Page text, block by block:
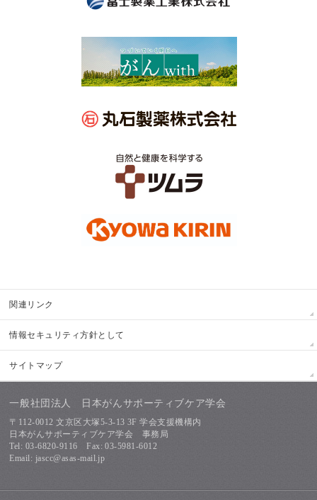
関連リンク
情報セキュリティ方針として
サイトマップ
一般社団法人 日本がんサポーティブケア学会
〒112-0012 文京区大塚5-3-13 3F 学会支援機構内
日本がんサポーティブケア学会 事務局
Tel: 03-6820-9116 Fax: 03-5981-6012
Email: jascc@asas-mail.jp